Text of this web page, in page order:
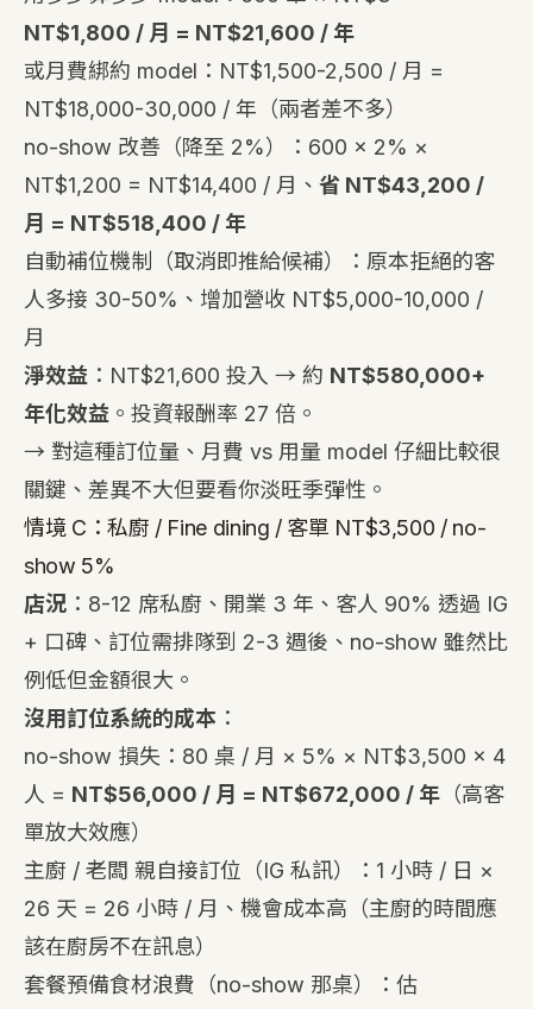
NT$1,800 / 月 = NT$21,600 / 年
或月費綁約 model：NT$1,500-2,500 / 月 =
NT$18,000-30,000 / 年（兩者差不多）
no-show 改善（降至 2%）：600 × 2% ×
NT$1,200 = NT$14,400 / 月、 省 NT$43,200 /
月 = NT$518,400 / 年
自動補位機制（取消即推給候補）：原本拒絕的客
人多接 30-50%、增加營收 NT$5,000-10,000 /
月
淨效益 ：NT$21,600 投入 → 約 NT$580,000+
年化效益 。投資報酬率 27 倍。
→ 對這種訂位量、 月費 vs 用量 model 仔細比較很
關鍵、差異不大但要看你淡旺季彈性。
情境 C：私廚 / Fine dining / 客單 NT$3,500 / no-
show 5%
店況 ：8-12 席私廚、開業 3 年、客人 90% 透過 IG
+ 口碑、訂位需排隊到 2-3 週後、no-show 雖然比
例低但金額很大。
沒用訂位系統的成本 ：
no-show 損失：80 桌 / 月 × 5% × NT$3,500 × 4
人 = NT$56,000 / 月 = NT$672,000 / 年 （高客
單放大效應）
主廚 / 老闆 親自接訂位（IG 私訊）：1 小時 / 日 ×
26 天 = 26 小時 / 月、機會成本高（主廚的時間應
該在廚房不在訊息）
套餐預備食材浪費（no-show 那桌）：估